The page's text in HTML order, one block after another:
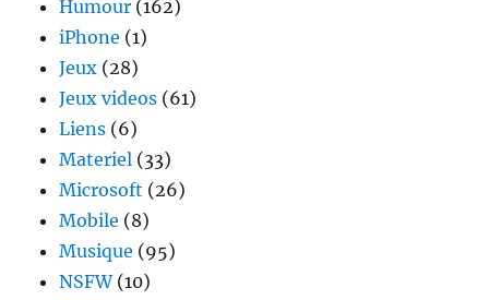
Humour (162)
iPhone (1)
Jeux (28)
Jeux videos (61)
Liens (6)
Materiel (33)
Microsoft (26)
Mobile (8)
Musique (95)
NSFW(10)